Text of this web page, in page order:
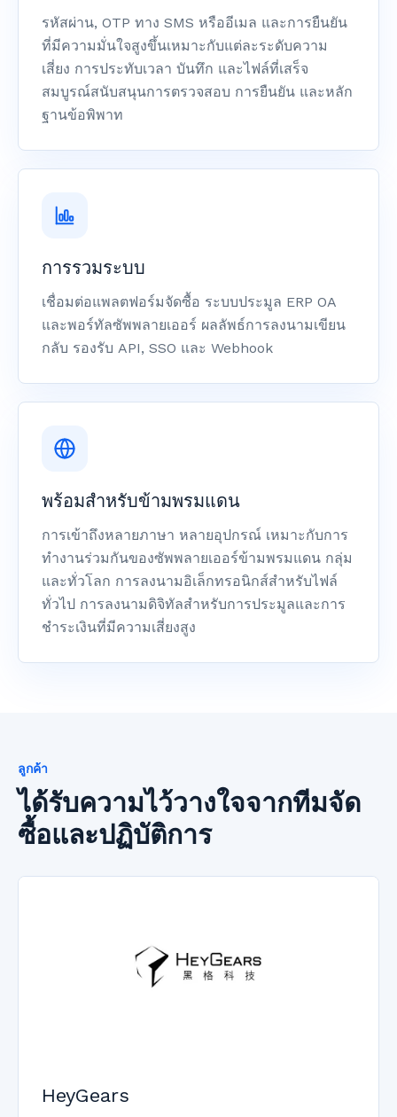
รหัสผ่าน, OTP ทาง SMS หรืออีเมล และการยืนยัน
ที่มีความมั่นใจสูงขึ้นเหมาะกับแต่ละระดับความ
เสี่ยง การประทับเวลา บันทึก และไฟล์ที่เสร็จ
สมบูรณ์สนับสนุนการตรวจสอบ การยืนยัน และหลัก
ฐานข้อพิพาท
การรวมระบบ
เชื่อมต่อแพลตฟอร์มจัดซื้อ ระบบประมูล ERP OA
และพอร์ทัลซัพพลายเออร์ ผลลัพธ์การลงนามเขียน
กลับ รองรับ API, SSO และ Webhook
พร้อมสำหรับข้ามพรมแดน
การเข้าถึงหลายภาษา หลายอุปกรณ์ เหมาะกับการ
ทำงานร่วมกันของซัพพลายเออร์ข้ามพรมแดน กลุ่ม
และทั่วโลก การลงนามอิเล็กทรอนิกส์สำหรับไฟล์
ทั่วไป การลงนามดิจิทัลสำหรับการประมูลและการ
ชำระเงินที่มีความเสี่ยงสูง
ลูกค้า
ได้รับความไว้วางใจจากทีมจัด
ซื้อและปฏิบัติการ
HeyGears